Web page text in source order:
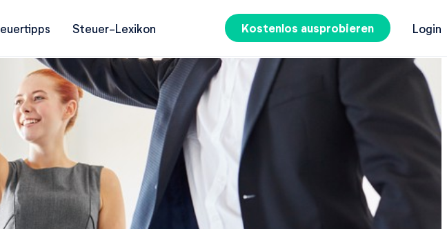
Steuer-Lexikon Kostenlos ausprobieren Login